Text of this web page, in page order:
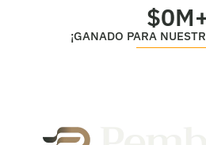
¡GANADO PARA
$0